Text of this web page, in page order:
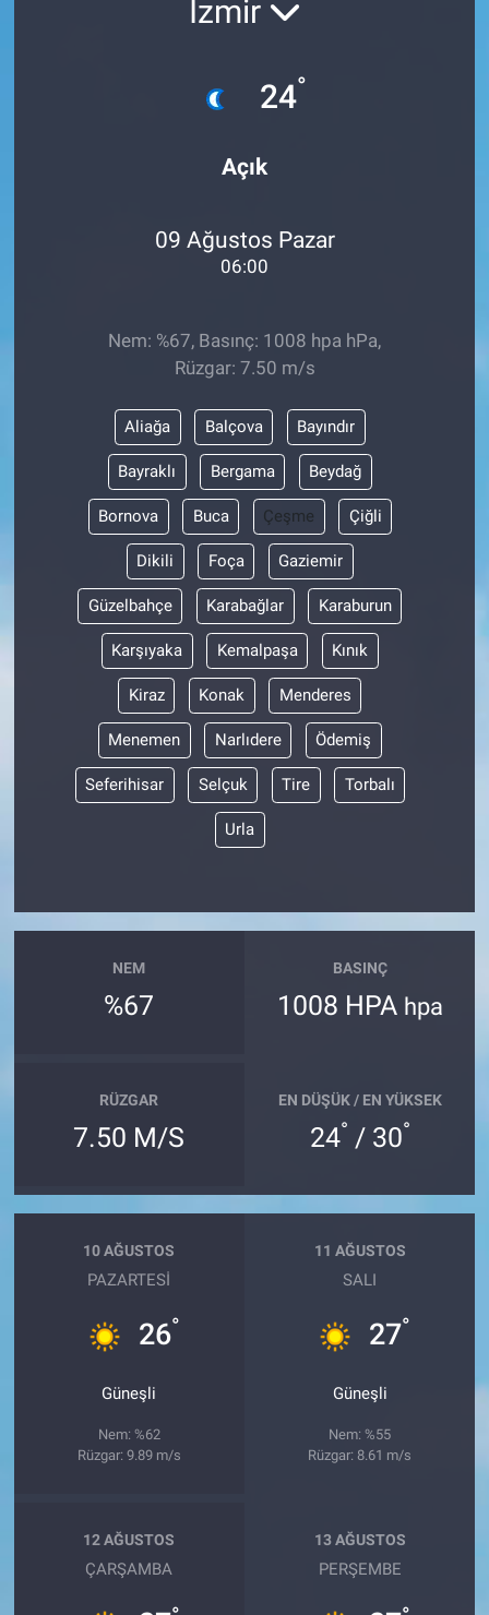
İzmir
24°
Açık
09 Ağustos Pazar
06:00
Nem: %67, Basınç: 1008 hpa hPa,
Rüzgar: 7.50 m/s
Aliağa Balçova Bayındır
Bayraklı Bergama Beydağ
Bornova Buca Çeşme Çiğli
Dikili Foça Gaziemir
Güzelbahçe Karabağlar Karaburun
Karşıyaka Kemalpaşa Kınık
Kiraz Konak Menderes
Menemen Narlıdere Ödemiş
Seferihisar Selçuk Tire Torbalı
Urla
NEM
%67
BASINÇ
1008 HPA hpa
RÜZGAR
7.50 M/S
EN DÜŞÜK / EN YÜKSEK
24° / 30°
10 AĞUSTOS
PAZARTESI
26°
Güneşli
Nem: %62
Rüzgar: 9.89 m/s
11 AĞUSTOS
SALI
27°
Güneşli
Nem: %55
Rüzgar: 8.61 m/s
12 AĞUSTOS
ÇARŞAMBA
13 AĞUSTOS
PERŞEMBE
Eskişehir Haber İçerikleri
Eskişehir Otobüs Saatleri